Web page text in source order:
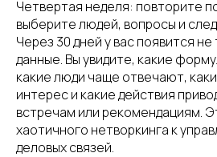
Четвертая неделя: повторите
выберите людей, вопросы и
Через 30 дней у вас появится
данные. Вы увидите, какие
какие люди чаще отвечают,
интерес и какие действия
встречам или рекомендациям.
хаотичного нетворкинга к
деловых связей.